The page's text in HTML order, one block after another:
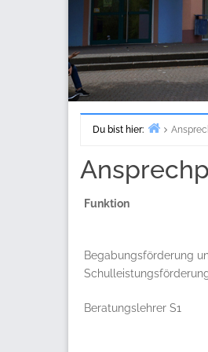
Du bist hier:
Funktion
Begabungsförderung
Beratungslehrer S1